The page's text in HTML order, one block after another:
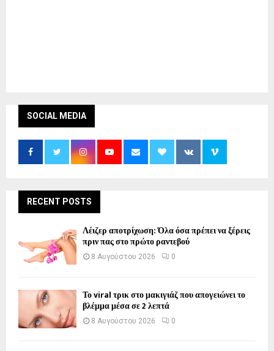
SOCIAL MEDIA
RECENT POSTS
Λέιζερ αποτρίχωση: Όλα όσα πρέπει να ξέρεις
πριν πας στο πρώτο ραντεβού
8 Αυγούστου 2026 0
Το viral τρικ στο μακιγιάζ που απογειώνει το
βλέμμα μέσα σε 2 λεπτά
8 Αυγούστου 2026 0